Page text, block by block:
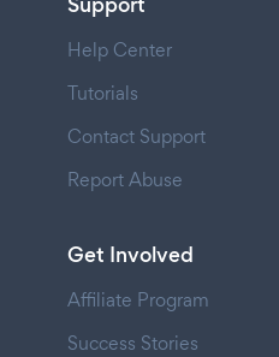
Help Center
Tutorials
Contact Support
Report Abuse
Get Involved
Affiliate Program
Success Stories